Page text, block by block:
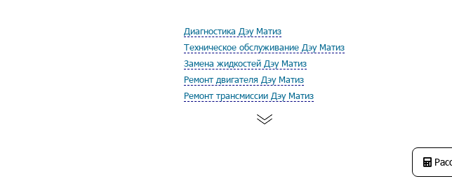
Диагностика Дэу Матиз
Техническое обслуживание Дэу Матиз
Замена жидкостей Дэу Матиз
Ремонт двигателя Дэу Матиз
Ремонт трансмиссии Дэу Матиз